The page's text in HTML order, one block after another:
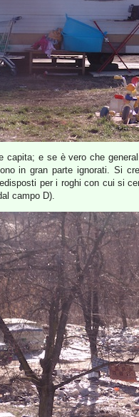
capita; e se è vero che
in gran parte ignorati. Si
per i roghi con cui si
campo D).